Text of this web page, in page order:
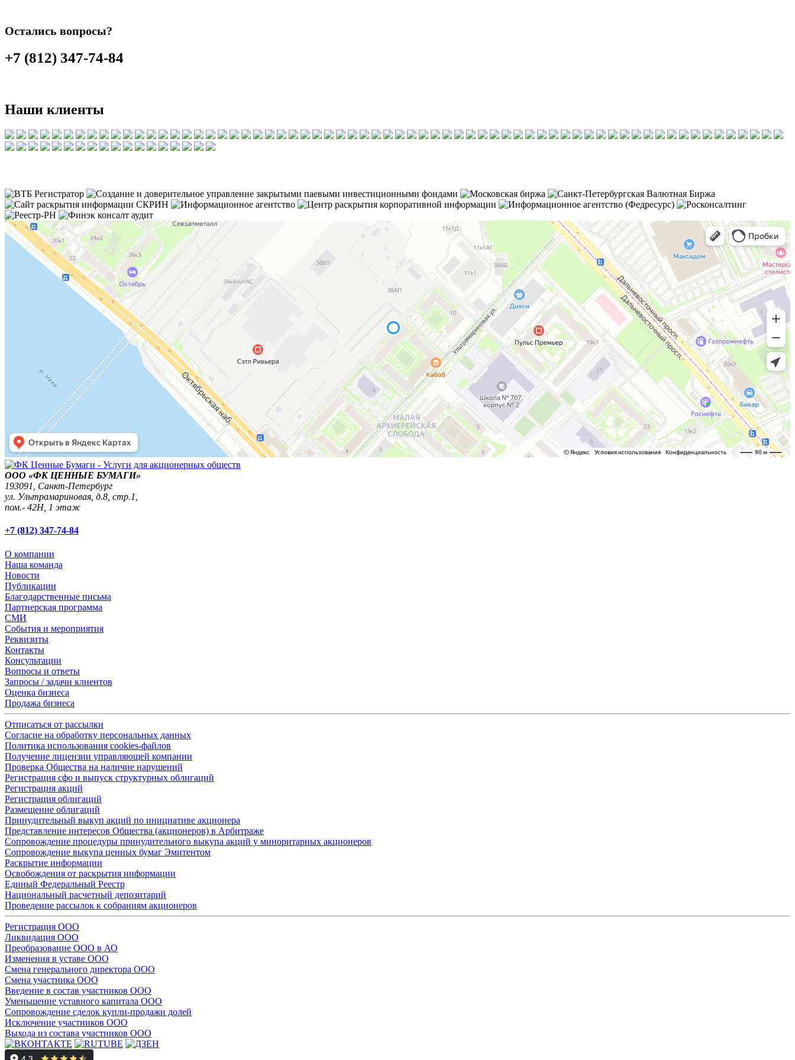
Остались вопросы?
+7 (812) 347-74-84
Наши клиенты
ООО «ФК ЦЕННЫЕ БУМАГИ»
193091, Санкт-Петербург
ул. Ультрамариновая, д.8, стр.1,
пом.- 42Н, 1 этаж
+7 (812) 347-74-84
О компании
Наша команда
Новости
Публикации
Благодарственные письма
Партнерская программа
СМИ
События и мероприятия
Реквизиты
Контакты
Консультации
Вопросы и ответы
Запросы / задачи клиентов
Оценка бизнеса
Продажа бизнеса
Отписаться от рассылки
Согласие на обработку персональных данных
Политика использования cookies-файлов
Получение лицензии управляющей компании
Проверка Общества на наличие нарушений
Регистрация сфо и выпуск структурных облигаций
Регистрация акций
Регистрация облигаций
Размещение облигаций
Принудительный выкуп акций по инициативе акционера
Представление интересов Общества (акционеров) в Арбитраже
Сопровождение процедуры принудительного выкупа акций у миноритарных акционеров
Сопровождение выкупа ценных бумаг Эмитентом
Раскрытие информации
Освобождения от раскрытия информации
Единый Федеральный Реестр
Национальный расчетный депозитарий
Проведение рассылок к собраниям акционеров
Регистрация ООО
Ликвидация ООО
Преобразование ООО в АО
Изменения в уставе ООО
Смена генерального директора ООО
Смена участника ООО
Введение в состав участников ООО
Уменьшение уставного капитала ООО
Сопровождение сделок купли-продажи долей
Исключение участников ООО
Выхода из состава участников ООО